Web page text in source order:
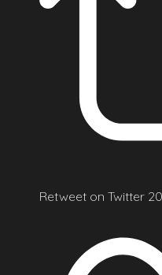
Retweet on Twitter